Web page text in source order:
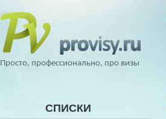
Просто, профессионально, про визы
СПИСКИ